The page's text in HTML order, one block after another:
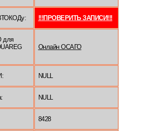
!!!ПРОВЕРИТЬ ЗАПИСИ!!!
для
Онлайн ОСАГО
NULL
NULL
8428